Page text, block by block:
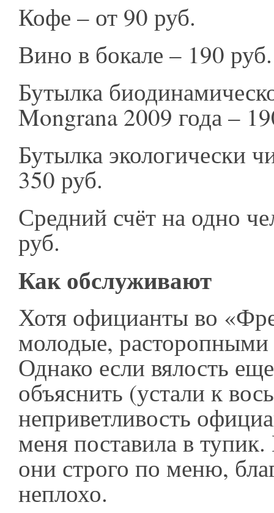
Кофе – от 90 руб.
Вино в бокале – 190
Бутылка
Mongrana 2009 года –
Бутылка экологически
350 руб.
Средний счёт на одно
руб.
Как обслуживают
Хотя официанты во
молодые,
Однако если вялость
объяснить (устали к
неприветливость
меня поставила в
они строго по меню,
неплохо.